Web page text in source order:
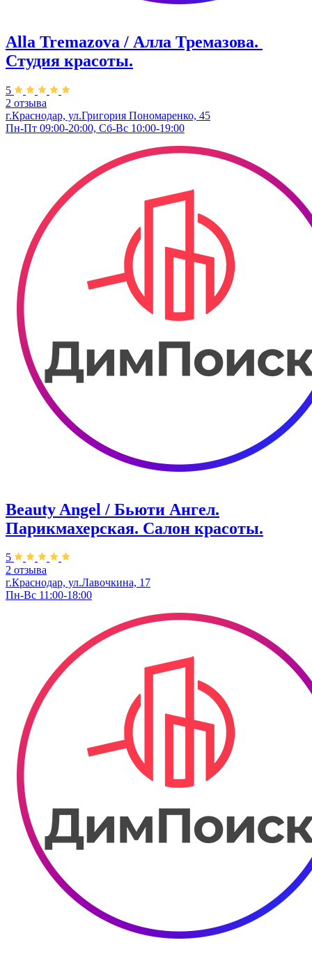
Alla Tremazova / Алла Тремазова. ​
Студия красоты.
5
2 отзыва
г.Краснодар, ул.​Григория Пономаренко, 45
Пн-Пт 09:00-20:00, Сб-Вс 10:00-19:00
Beauty Angel / Бьюти Ангел.
Парикмахерская. Салон красоты.
5
2 отзыва
г.Краснодар, ул.Лавочкина, 17
Пн-Вс 11:00-18:00